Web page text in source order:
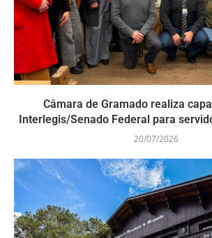
Câmara de Gramado realiza
Interlegis/Senado Federal para
20/07/2026